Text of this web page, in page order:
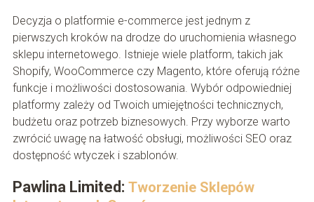
Decyzja o platformie e-commerce jest jednym z
pierwszych kroków na drodze do uruchomienia własnego
sklepu internetowego. Istnieje wiele platform, takich jak
Shopify, WooCommerce czy Magento, które oferują różne
funkcje i możliwości dostosowania. Wybór odpowiedniej
platformy zależy od Twoich umiejętności technicznych,
budżetu oraz potrzeb biznesowych. Przy wyborze warto
zwrócić uwagę na łatwość obsługi, możliwości SEO oraz
dostępność wtyczek i szablonów.
Pawlina Limited: Tworzenie Sklepów